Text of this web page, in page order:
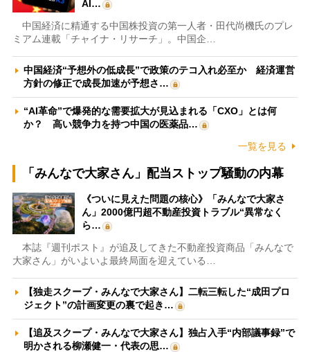
AI…
中国経済に精通する中国株投資の第一人者・田代尚機氏のプレ
ミアム連載「チャイナ・リサーチ」。中国企…
中国経済“予想外の低成長”で政策のテコ入れ必至か 経済運営
方針の修正で成長加速が予想さ…
“AI革命”で爆発的な需要拡大が見込まれる「CXO」とは何
か？ 高い競争力を持つ中国の医薬品…
一覧を見る
「みんなで大家さん」配当ストップ騒動の内幕
《ついに見えた問題の核心》「みんなで大家さ
ん」2000億円超不動産投資トラブル“異常なく
ら…
本誌『週刊ポスト』が追及してきた不動産投資商品「みんなで
大家さん」がいよいよ最終局面を迎えている…
【独走スクープ・みんなで大家さん】二転三転した“成田プロ
ジェクト”の計画変更の裏で起き…
【追及スクープ・みんなで大家さん】独占入手“内部議事録”で
明かされる柳瀬健一・代表の思…